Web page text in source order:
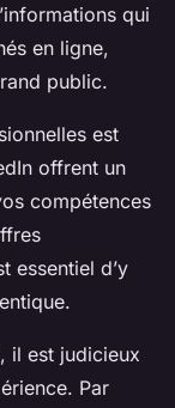
qui
en ligne,
public.
est
offrent un
compétences
essentiel d’y
il est judicieux
Par